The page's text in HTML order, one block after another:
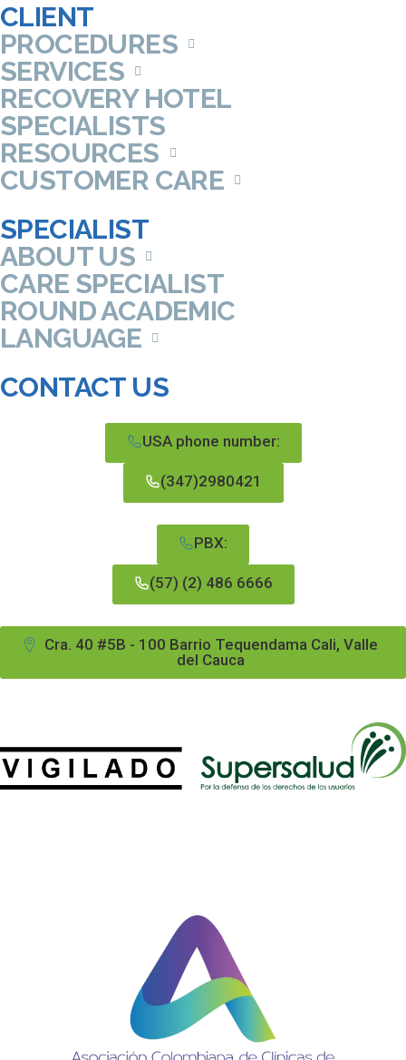
CLIENT
PROCEDURES
SERVICES
RECOVERY HOTEL
SPECIALISTS
RESOURCES
CUSTOMER CARE
SPECIALIST
ABOUT US
CARE SPECIALIST
ROUND ACADEMIC
LANGUAGE
CONTACT US
USA phone number:
(347)2980421
PBX:
(57) (2) 486 6666
Cra. 40 #5B - 100 Barrio Tequendama Cali, Valle
del Cauca